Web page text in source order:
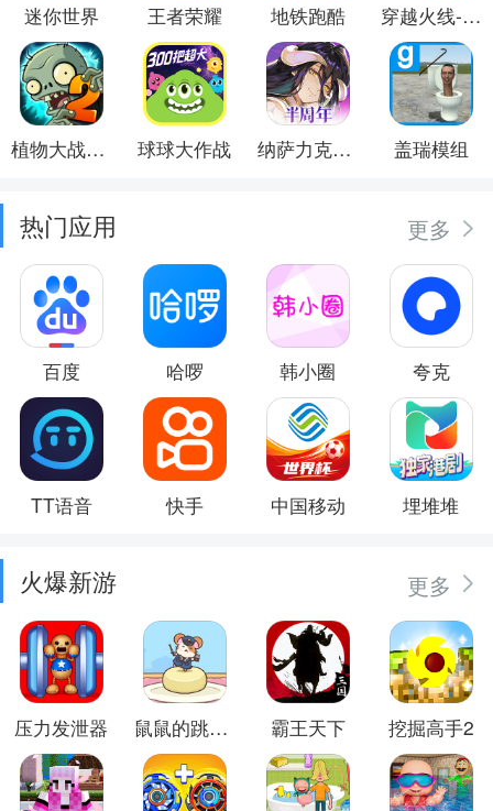
迷你世界 王者荣耀 地铁跑酷 穿越火线-枪战王者
植物大战僵尸2 球球大作战 纳萨力克之王 盖瑞模组
热门应用 更多
百度 哈啰 韩小圈 夸克
TT语音 快手 中国移动 埋堆堆
火爆新游 更多
压力发泄器 鼠鼠的跳跃冒险 霸王天下 挖掘高手2